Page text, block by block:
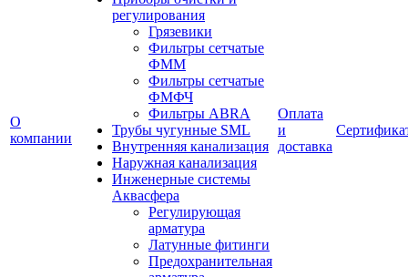
О
компании
регулирования
Грязевики
Фильтры сетчатые
ФММ
Фильтры сетчатые
ФМФЧ
Фильтры ABRA
Трубы чугунные SML
Внутренняя канализация
Наружная канализация
Инженерные системы
Аквасфера
Регулирующая
арматура
Латунные фитинги
Предохранительная
Оплата
и
доставка